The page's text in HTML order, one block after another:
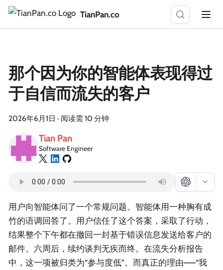
TianPan.co
那个因为你的智能体表现得过
于自信而流失的客户
2026年6月1日 · 阅读需 10 分钟
Tian Pan
Software Engineer
用户向智能体问了一个常规问题。智能体用一种胸有成
竹的语调回答了。用户信任了这个答案，采取了行动，
结果整个下午都在撤回一封基于错误信息发送给客户的
邮件。六周后，续约谈判无疾而终。在流失分析报告
中，这一项被归类为“参与度低”。而真正的理由——“我